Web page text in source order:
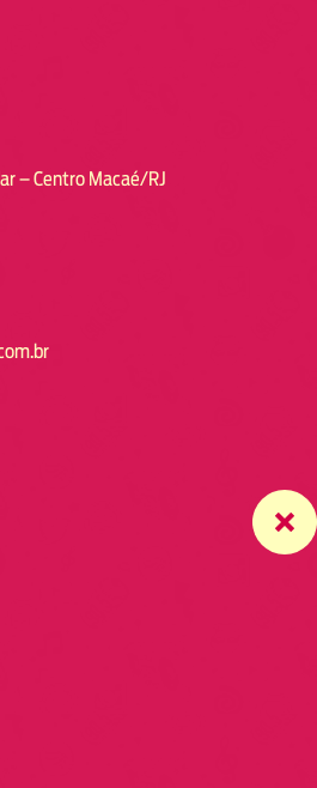
– Centro Macaé/RJ